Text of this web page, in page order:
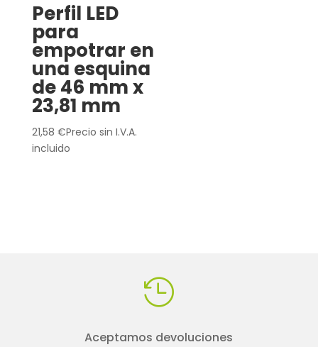
Perfil LED
para
empotrar en
una esquina
de 46 mm x
23,81 mm
21,58 €Precio sin I.V.A.
incluido

Aceptamos devoluciones